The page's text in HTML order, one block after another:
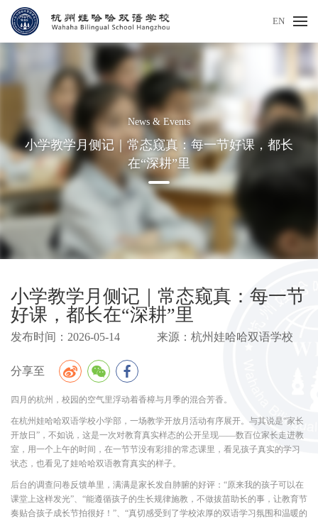
EN
News & Events
小学教学月侧记｜常态窥真：每一节好课，都长
在“深耕”里
小学教学月侧记｜常态窥真：每一节
好课，都长在“深耕”里
发布时间：2026-05-14 来源：杭州娃哈哈双语学校
分享至
四月的杭州，校园的空气里浮动着香樟与月季的混合芳香。
在杭州娃哈哈双语学校小学部，一场教学开放月活动有序展开。与其说是“家长
开放日”，不如说，这是一次对教育真实样态的公开呈现——数百位家长走进教
室，用一个上午的时间，在一节节没有彩排的常态课里，看见孩子真实的学习
状态，也看见了娃哈哈双语教育真实的样子。
后台的调查问卷反馈单里，满满是家长发自肺腑的好评：“原来我的孩子可以在
课堂上这样发光”、“能遵循孩子的生长规律施教，不做拔苗助长的事，让教育节
奏贴合孩子成长节拍很好！”、“真切感受到了学校浓厚的双语学习氛围和温暖的